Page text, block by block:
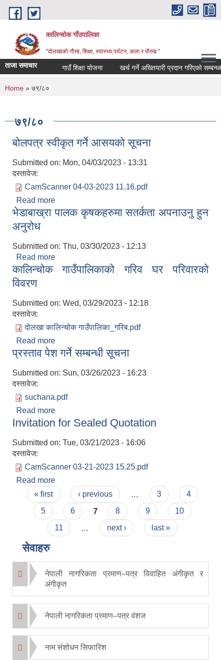
Skip to main content
कालिन्चोक गाँउपालिका
"दोलखाको गौरब, शिक्षा, स्वास्थ्य,पर्यटन, कला र पौरख "
ताजा समाचार गाउँ शिक्षा योजना खर्च गर्ने अख्तियारी प्रदान गरिएको
You are here
Home » ७९/८०
७९/८०
बोलपत्र स्वीकृत गर्ने आसयको सूचना
Submitted on: Mon, 04/03/2023 - 13:31
दस्तावेज:
CamScanner 04-03-2023 11.16.pdf
Read more
भेडाबाख्रा पालक कृषकहरुमा सतर्कता अपनाउनु हुन
अनुरोध
Submitted on: Thu, 03/30/2023 - 12:13
Read more
अनुरोध
कालिन्चोक गाउँपालिकाको गरिव घर परिवारको
विवरण
Submitted on: Wed, 03/29/2023 - 12:18
दस्तावेज:
दोलखा कालिन्चोक गाउँपालिका_गरिब.pdf
Read more
विवरण
प्रस्ताव पेश गर्ने सम्बन्धी सूचना
Submitted on: Sun, 03/26/2023 - 16:23
दस्तावेज:
suchana.pdf
Read more
Invitation for Sealed Quotation
Submitted on: Tue, 03/21/2023 - 16:06
दस्तावेज:
CamScanner 03-21-2023 15.25.pdf
Read more
Pages
« first ‹ previous 3
4
5
6 7 8 9
10
11
next › last »
सेवाहरु
नेपाली नागरिकता प्रमाण–पत्र विवाहित अंगीकृत र
अंगीकृत
नेपाली नागरिकता प्रमाण–पत्र वंशज
नाम संशोधन सिफारिश